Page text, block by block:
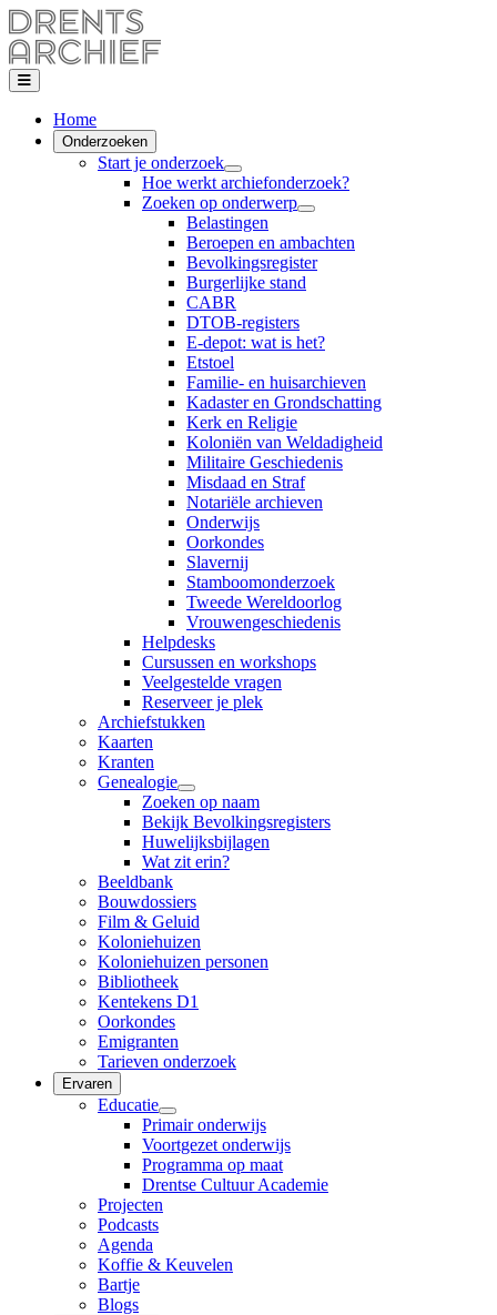
Home
Onderzoeken
Start je onderzoek
Hoe werkt archiefonderzoek?
Zoeken op onderwerp
Belastingen
Beroepen en ambachten
Bevolkingsregister
Burgerlijke stand
CABR
DTOB-registers
E-depot: wat is het?
Etstoel
Familie- en huisarchieven
Kadaster en Grondschatting
Kerk en Religie
Koloniën van Weldadigheid
Militaire Geschiedenis
Misdaad en Straf
Notariële archieven
Onderwijs
Oorkondes
Slavernij
Stamboomonderzoek
Tweede Wereldoorlog
Vrouwengeschiedenis
Helpdesks
Cursussen en workshops
Veelgestelde vragen
Reserveer je plek
Archiefstukken
Kaarten
Kranten
Genealogie
Zoeken op naam
Bekijk Bevolkingsregisters
Huwelijksbijlagen
Wat zit erin?
Beeldbank
Bouwdossiers
Film & Geluid
Koloniehuizen
Koloniehuizen personen
Bibliotheek
Kentekens D1
Oorkondes
Emigranten
Tarieven onderzoek
Ervaren
Educatie
Primair onderwijs
Voortgezet onderwijs
Programma op maat
Drentse Cultuur Academie
Projecten
Podcasts
Agenda
Koffie & Keuvelen
Bartje
Blogs